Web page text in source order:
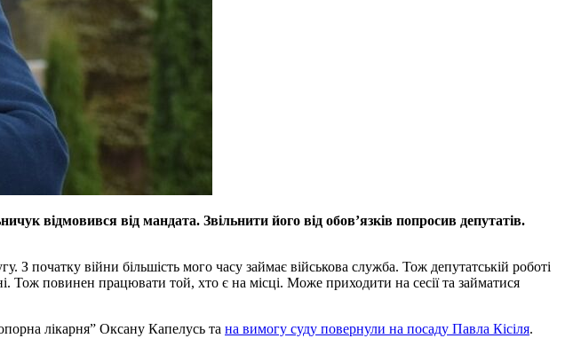
відмовився від мандата. Звільнити його від обов’язків попросив депутатів.
війни більшість мого часу займає військова служба. Тож депутатській роботі
повинен працювати той, хто є на місці. Може приходити на сесії та займатися
лікарня” Оксану Капелусь та на вимогу суду повернули на посаду Павла Кісіля.